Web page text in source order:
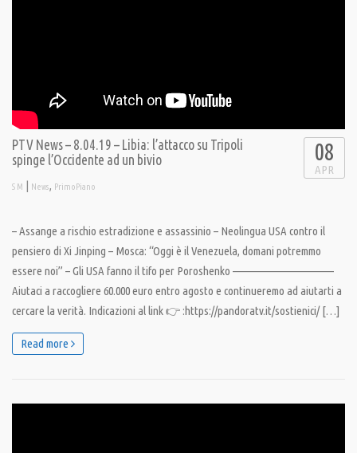
PTV News – 8.04.19 – Libia: l’attacco su Tripoli
spinge l’Occidente ad un bivio
S M | News, PrimoPiano
08
APR
– Assange a rischio estradizione e assassinio – Neolingua USA contro il
pensiero di Xi Jinping – Mosca: “Oggi è il Venezuela, domani potremmo
essere noi” – Gli USA fanno il tifo per Poroshenko ———————————–
Aiutaci a raccogliere 60.000 euro entro agosto e continueremo ad aiutarti a
cercare la verità. Indicazioni al link 👉 :https://pandoratv.it/sostienici/ […]
Read more